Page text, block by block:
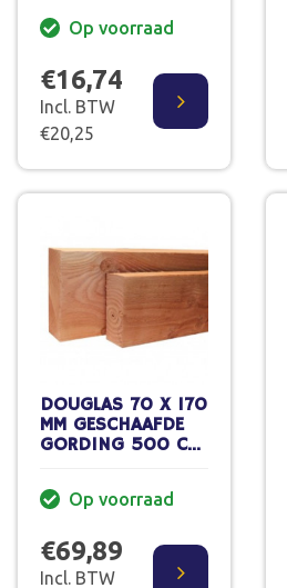
PEFC
Op voorraad
€16,74
Incl. BTW
€20,25
DOUGLAS 70 X 170
MM GESCHAAFDE
GORDING 500 CM
PEFC
Op voorraad
€69,89
Incl. BTW